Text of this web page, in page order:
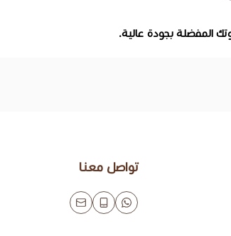
المفضلة بجودة عالية.
تواصل معنا